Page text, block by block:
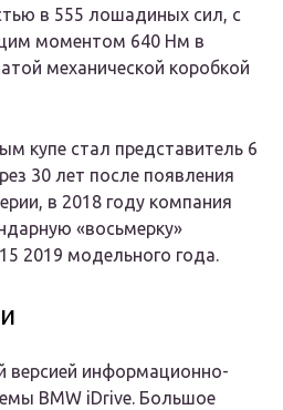
в 555 лошадиных сил, с
моментом 640 Нм в
механической коробкой
купе стал представитель 6
30 лет после появления
в 2018 году компания
«восьмерку»
2019 модельного года.
версией информационно-
BMW iDrive. Большое